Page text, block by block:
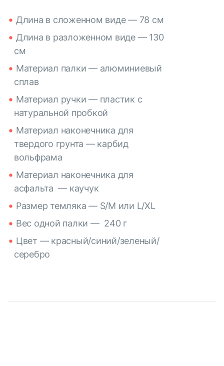
Длина в сложенном виде — 78 см
Длина в разложенном виде — 130
см
Материал палки — алюминиевый
сплав
Материал ручки — пластик с
натуральной пробкой
Материал наконечника для
твердого грунта — карбид
вольфрама
Материал наконечника для
асфальта — каучук
Размер темляка — S/M или L/XL
Вес одной палки — 240 г
Цвет — красный/синий/зеленый/
серебро